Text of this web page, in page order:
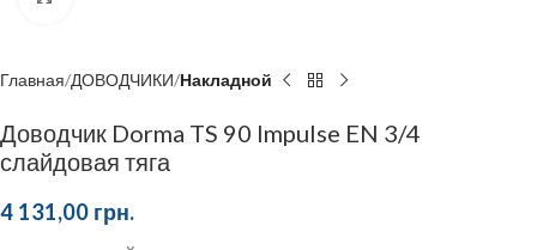
Главная ДОВОДЧИКИ Накладной
Доводчик Dorma TS 90 Impulse EN 3/4
слайдовая тяга
4 131,00 грн.